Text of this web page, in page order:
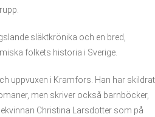
släktkrönika och en bred,
folkets historia i Sverige.
uppvuxen i Kramfors. Han har skildrat
men skriver också barnböcker,
Christina Larsdotter som på